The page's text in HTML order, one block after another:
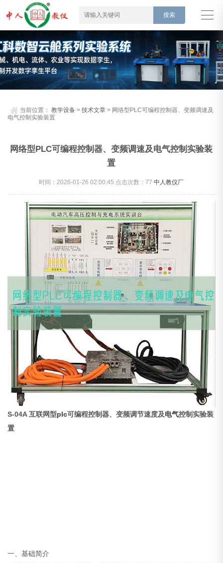
当前位置：教学设备 >技术文章 > 网络型PLC可编程控制器、变频调速及
电气控制实验装置
网络型PLC可编程控制器、变频调速及电气控制实验装
置
时间：2026-01-26 02:00:45 点击次数：77中人教仪厂
S-04A 互联网型plc可编程控制器、变频调节速度及电气控制实验装
置
一、基础简介